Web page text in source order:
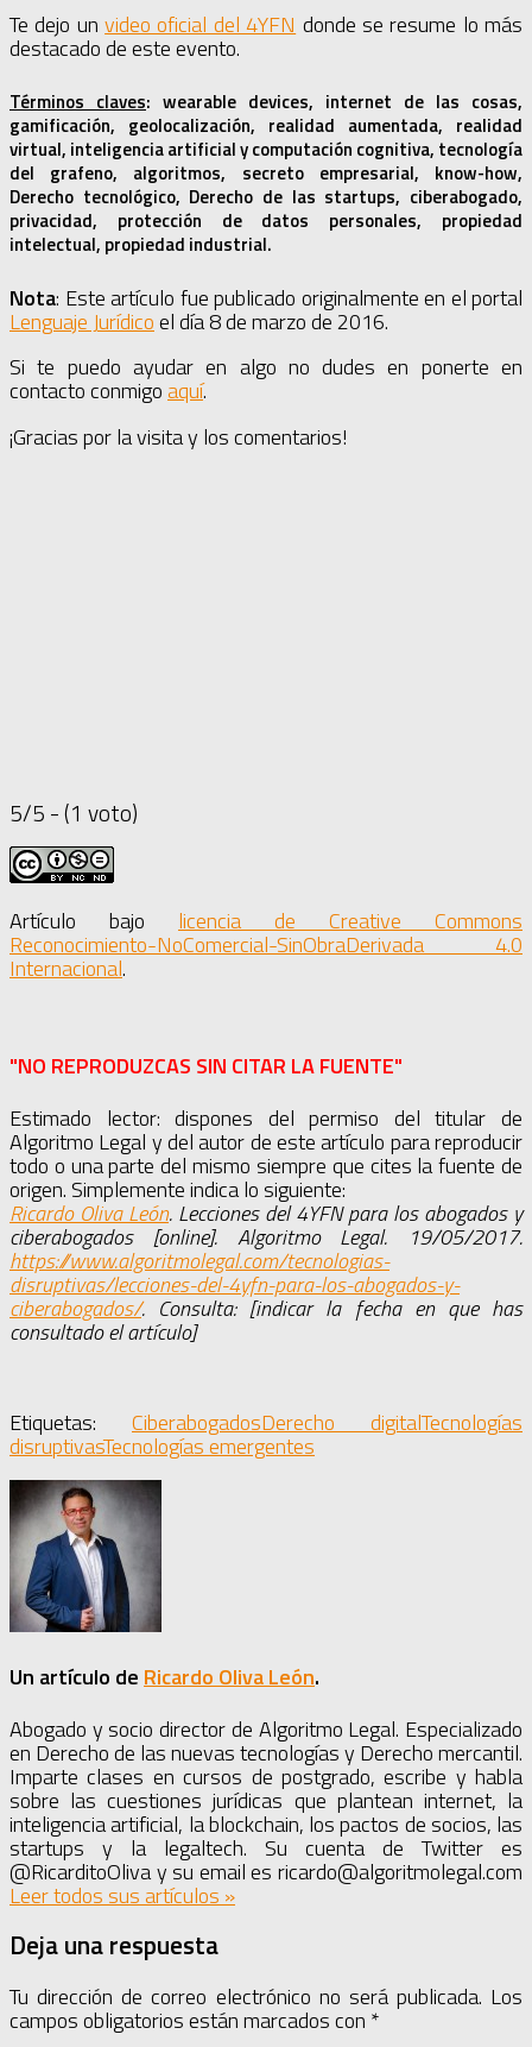
Te dejo unvideo oficial del 4YFN donde se resume lo más
destacado de este evento.
Términos claves: wearable devices, internet de las cosas,
gamificación, geolocalización, realidad aumentada, realidad
virtual, inteligencia artificial y computación cognitiva, tecnología
del grafeno, algoritmos, secreto empresarial, know-how,
Derecho tecnológico, Derecho de las startups, ciberabogado,
privacidad, protección de datos personales, propiedad
intelectual, propiedad industrial.
Nota: Este artículo fue publicado originalmente en el portal
Lenguaje Jurídicoel día 8 de marzo de 2016.
Si te puedo ayudar en algo no dudes en ponerte en
contacto conmigoaquí.
¡Gracias por la visita y los comentarios!
5/5 - (1 voto)
Artículo bajo licencia de Creative Commons
Reconocimiento-NoComercial-SinObraDerivada 4.0
Internacional.
"NO REPRODUZCAS SIN CITAR LA FUENTE"
Estimado lector: dispones del permiso del titular de
Algoritmo Legal y del autor de este artículo para reproducir
todo o una parte del mismo siempre que cites la fuente de
origen. Simplemente indica lo siguiente:
Ricardo Oliva León. Lecciones del 4YFN para los abogados y
ciberabogados [online]. Algoritmo Legal. 19/05/2017.
https://www.algoritmolegal.com/tecnologias-
disruptivas/lecciones-del-4yfn-para-los-abogados-y-
ciberabogados/. Consulta: [indicar la fecha en que has
consultado el artículo]
Etiquetas: CiberabogadosDerecho digitalTecnologías
disruptivasTecnologías emergentes
Un artículo de Ricardo Oliva León.
Abogado y socio director de Algoritmo Legal. Especializado
en Derecho de las nuevas tecnologías y Derecho mercantil.
Imparte clases en cursos de postgrado, escribe y habla
sobre las cuestiones jurídicas que plantean internet, la
inteligencia artificial, la blockchain, los pactos de socios, las
startups y la legaltech. Su cuenta de Twitter es
@RicarditoOliva y su email es ricardo@algoritmolegal.com
Leer todos sus artículos »
Deja una respuesta
Tu dirección de correo electrónico no será publicada. Los
campos obligatorios están marcados con *